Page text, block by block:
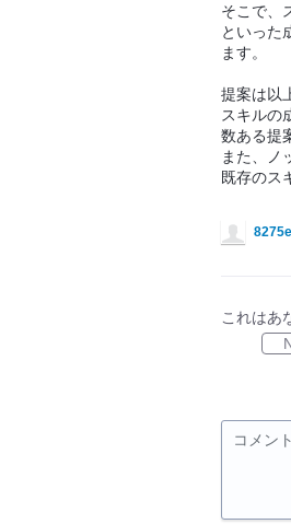
そこで、
といった
ます。
提案は以
スキルの
数ある提
また、ノ
既存のス
これはあ
コメン